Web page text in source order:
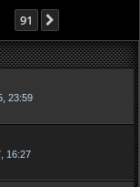
91
23:59
16:27